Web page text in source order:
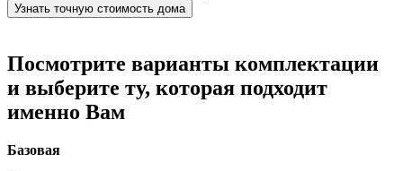
Узнать точную стоимость дома
Посмотрите варианты комплектации
и выберите ту, которая подходит
именно Вам
Базовая